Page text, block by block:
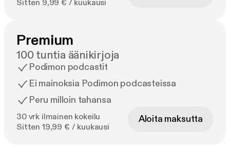
Sitten 9,99 € / kuukausi
Premium
100 tuntia äänikirjoja
Podimon podcastit
Ei mainoksia Podimon podcasteissa
Peru milloin tahansa
30 vrk ilmainen kokeilu
Sitten 19,99 € / kuukausi
Aloita maksutta